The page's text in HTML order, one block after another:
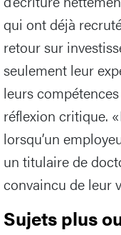
qui ont déjà
retour sur
seulement leur
leurs
réflexion critique.
lorsqu’un
un titulaire de
convaincu de leur
Sujets plus